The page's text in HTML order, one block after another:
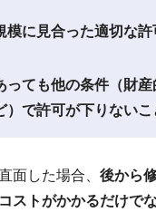
模に見合った適切な
っても他の条件（財
）で許可が下りない
面した場合、 後から
ストがかかるだけで